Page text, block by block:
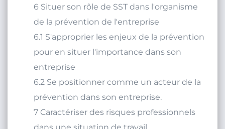
professionnels dans l'entreprise
6 Situer son rôle de SST dans l'organisme
de la prévention de l'entreprise
6.1 S'approprier les enjeux de la prévention
pour en situer l'importance dans son
entreprise
6.2 Se positionner comme un acteur de la
prévention dans son entreprise.
7 Caractériser des risques professionnels